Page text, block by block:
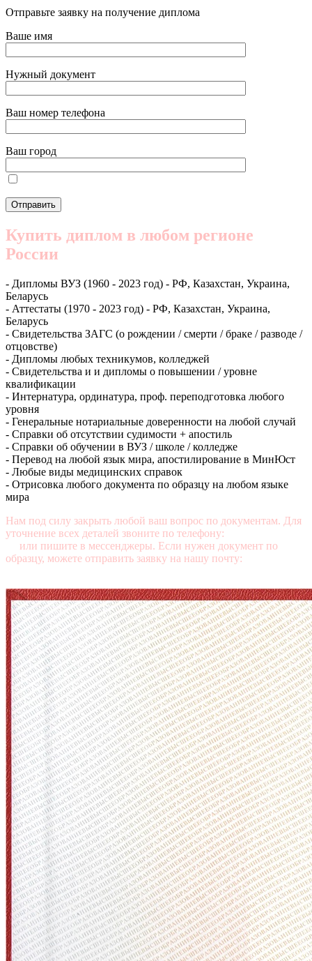
Отправьте заявку на получение диплома
Ваше имя
Нужный документ
Ваш номер телефона
Ваш город
Купить диплом в любом регионе
России
- Дипломы ВУЗ (1960 - 2023 год) - РФ, Казахстан, Украина,
Беларусь
- Аттестаты (1970 - 2023 год) - РФ, Казахстан, Украина,
Беларусь
- Свидетельства ЗАГС (о рождении / смерти / браке / разводе /
отцовстве)
- Дипломы любых техникумов, колледжей
- Свидетельства и и дипломы о повышении / уровне
квалификации
- Интернатура, ординатура, проф. переподготовка любого
уровня
- Генеральные нотариальные доверенности на любой случай
- Справки об отсутствии судимости + апостиль
- Справки об обучении в ВУЗ / школе / колледже
- Перевод на любой язык мира, апостилирование в МинЮст
- Любые виды медицинских справок
- Отрисовка любого документа по образцу на любом языке
мира
Нам под силу закрыть любой ваш вопрос по документам. Для
уточнение всех деталей звоните по телефону:
или пишите в мессенджеры. Если нужен документ по
образцу, можете отправить заявку на нашу почту: